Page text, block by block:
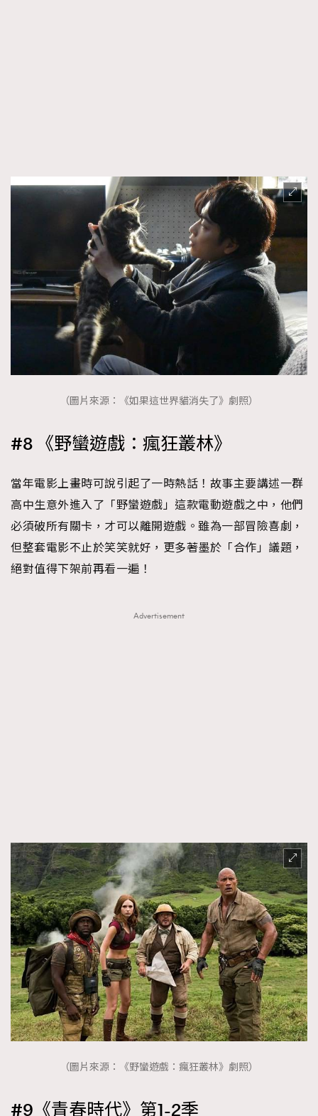
（圖片來源：《如果這世界貓消失了》劇照）
#8 《野蠻遊戲：瘋狂叢林》
當年電影上畫時可說引起了一時熱話！故事主要講述一群
高中生意外進入了「野蠻遊戲」這款電動遊戲之中，他們
必須破所有關卡，才可以離開遊戲。雖為一部冒險喜劇，
但整套電影不止於笑笑就好，更多著墨於「合作」議題，
絕對值得下架前再看一遍！
Advertisement
（圖片來源：《野蠻遊戲：瘋狂叢林》劇照）
#9《青春時代》第1-2季